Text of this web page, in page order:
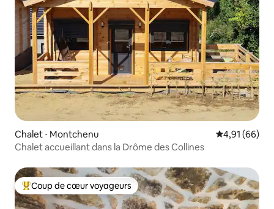
Chalet ⋅ Montchenu Évaluation
4,91 (66)
Chalet accueillant dans la Drôme des Collines
Coups de cœur voyageurs les plus appréciés
Coup de cœur voyageurs